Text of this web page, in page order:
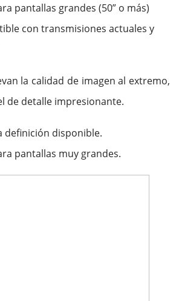
pantallas grandes (50” o más)
con transmisiones actuales y
la calidad de imagen al extremo,
de detalle impresionante.
definición disponible.
pantallas muy grandes.